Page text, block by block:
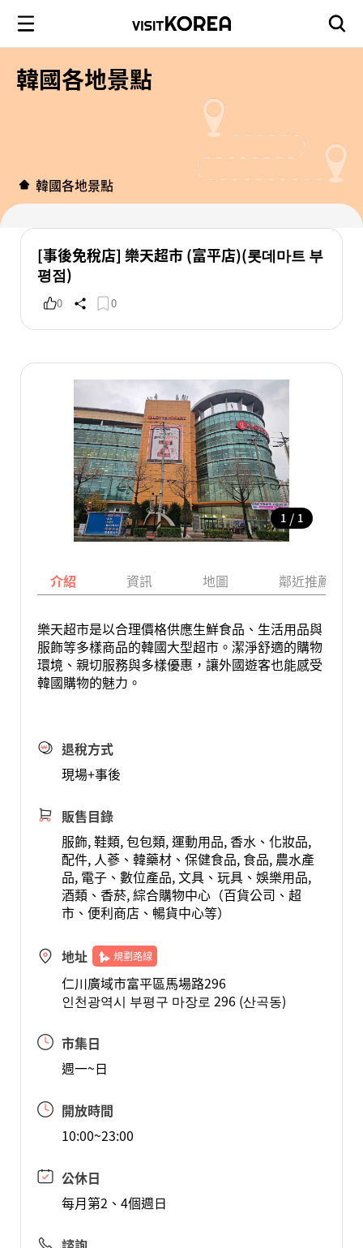
韓國各地景點
韓國各地景點
[事後免稅店] 樂天超市 (富平店)(롯데마트 부
평점)
0 0
1 / 1
介紹 資訊 地圖 鄰近推薦景點
樂天超市是以合理價格供應生鮮食品、生活用品與
服飾等多樣商品的韓國大型超市。潔淨舒適的購物
環境、親切服務與多樣優惠，讓外國遊客也能感受
韓國購物的魅力。
退稅方式
現場+事後
販售目錄
服飾, 鞋類, 包包類, 運動用品, 香水、化妝品,
配件, 人蔘、韓藥材、保健食品, 食品, 農水產
品, 電子、數位產品, 文具、玩具、娛樂用品,
酒類、香菸, 綜合購物中心（百貨公司、超
市、便利商店、暢貨中心等）
地址 規劃路線
仁川廣域市富平區馬場路296
인천광역시 부평구 마장로 296 (산곡동)
市集日
週一~日
開放時間
10:00~23:00
公休日
每月第2、4個週日